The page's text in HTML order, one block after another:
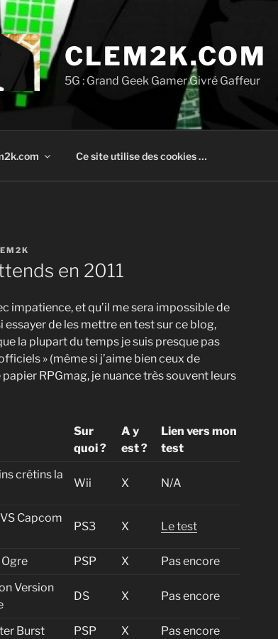
CLEM2K.COM
5G : Grand Geek Gamer Givré Gaffeur
Ce site utilise des cookies …
en 2011
impatience, et qu’il me sera impossible de
essayer de les mettre en test sur ce blog,
la plupart du temps je suis presque pas
» (même si j’aime bien ceux de
RPGmag, je nuance très souvent leurs
Sur
quoi ?
A y
est ?
Lien vers mon
test
crétins la
Wii X N/A
Capcom
PS3 X Le test
PSP X Pas encore
Version
DS X Pas encore
Burst PSP X
Pas encore